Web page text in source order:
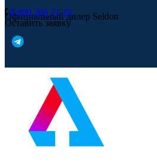
Официальный дилер Seldon
8 800 300 71 19
Оставить заявку